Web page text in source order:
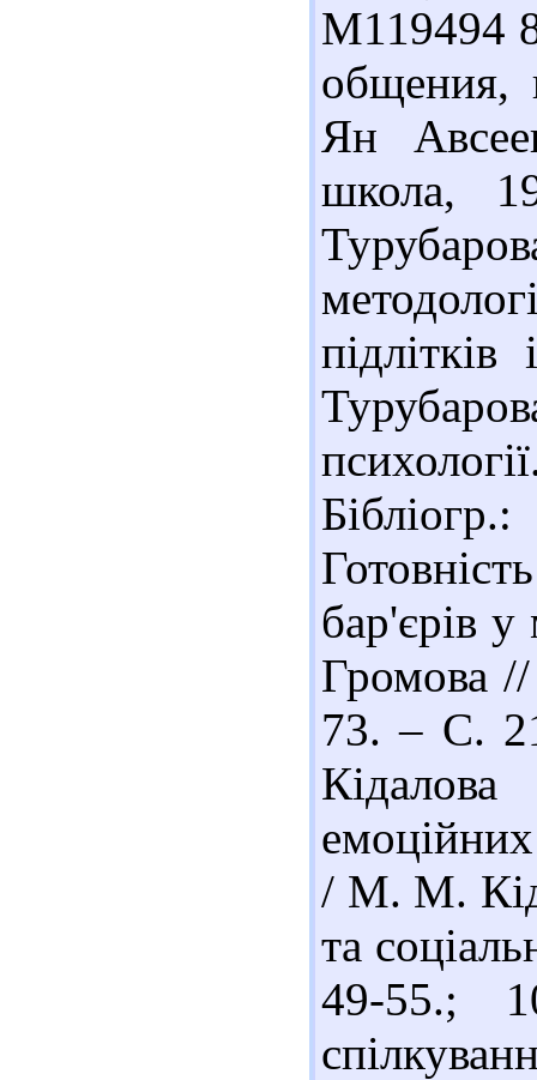
М119494
общения,
Ян
школа,
бар'єрів у
Громова
73. – С.
емоційних
/ М. М.
та
49-55.;